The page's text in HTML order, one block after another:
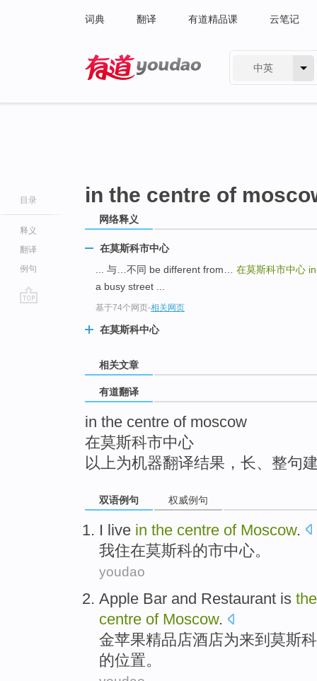
词典 翻译 有道精品课 云笔记
中英
目录
释义
翻译
例句
in the centre of
网络释义
在莫斯科市中心
... 与…不同 be different from… 在莫斯科市中心
a busy street ...
基于74个网页-相关网页
在莫斯科中心
相关文章
有道翻译
in the centre of moscow
在莫斯科市中心
以上为机器翻译结果，长、整句
双语例句 权威例句
I live in the centre of Moscow.
我住在莫斯科的市中心。
youdao
Apple Bar and Restaurant is the
centre of Moscow.
金苹果精品店酒店为来到 莫斯科
的位置。